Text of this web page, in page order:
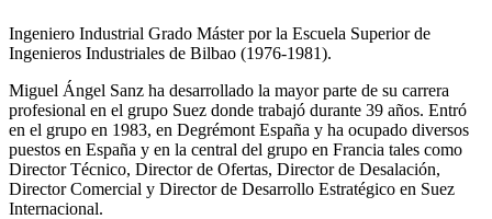
Ingeniero Industrial Grado Máster por la Escuela Superior de
Ingenieros Industriales de Bilbao (1976-1981).
Miguel Ángel Sanz ha desarrollado la mayor parte de su carrera
profesional en el grupo Suez donde trabajó durante 39 años. Entró
en el grupo en 1983, en Degrémont España y ha ocupado diversos
puestos en España y en la central del grupo en Francia tales como
Director Técnico, Director de Ofertas, Director de Desalación,
Director Comercial y Director de Desarrollo Estratégico en Suez
Internacional.